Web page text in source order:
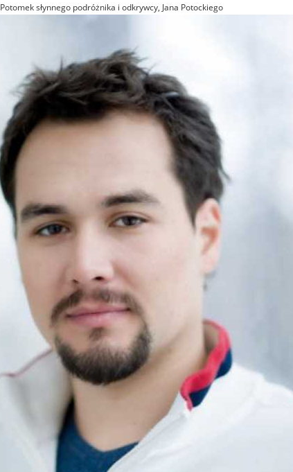
Potomek słynnego podróżnika i odkrywcy, Jana Potockiego